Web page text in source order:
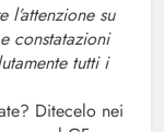
su
constatazioni
tutti i
Ditecelo nei